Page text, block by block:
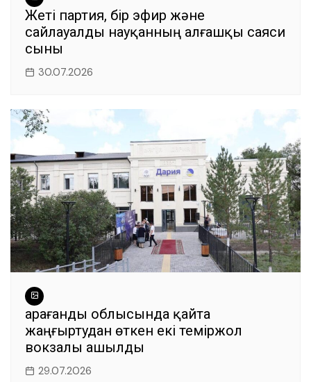
Жеті партия, бір эфир және
сайлауалды науқанның алғашқы саяси
сыны
30.07.2026
Қарағанды облысында қайта
жаңғыртудан өткен екі теміржол
вокзалы ашылды
29.07.2026